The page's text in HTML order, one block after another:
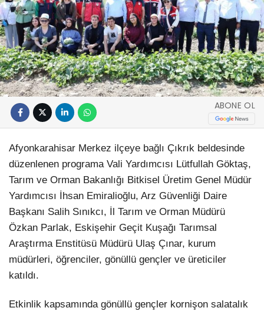
ABONE OL
Afyonkarahisar Merkez ilçeye bağlı Çıkrık beldesinde
düzenlenen programa Vali Yardımcısı Lütfullah Göktaş,
Tarım ve Orman Bakanlığı Bitkisel Üretim Genel Müdür
Yardımcısı İhsan Emiralioğlu, Arz Güvenliği Daire
Başkanı Salih Sınıkcı, İl Tarım ve Orman Müdürü
Özkan Parlak, Eskişehir Geçit Kuşağı Tarımsal
Araştırma Enstitüsü Müdürü Ulaş Çınar, kurum
müdürleri, öğrenciler, gönüllü gençler ve üreticiler
katıldı.
Etkinlik kapsamında gönüllü gençler kornişon salatalık